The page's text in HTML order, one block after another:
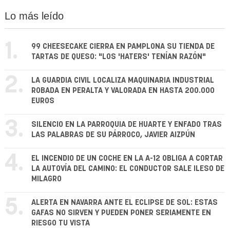
Lo más leído
1.
99 CHEESECAKE CIERRA EN PAMPLONA SU TIENDA DE
TARTAS DE QUESO: "LOS 'HATERS' TENÍAN RAZÓN"
2.
LA GUARDIA CIVIL LOCALIZA MAQUINARIA INDUSTRIAL
ROBADA EN PERALTA Y VALORADA EN HASTA 200.000
EUROS
3.
SILENCIO EN LA PARROQUIA DE HUARTE Y ENFADO TRAS
LAS PALABRAS DE SU PÁRROCO, JAVIER AIZPÚN
4.
EL INCENDIO DE UN COCHE EN LA A-12 OBLIGA A CORTAR
LA AUTOVÍA DEL CAMINO: EL CONDUCTOR SALE ILESO DE
MILAGRO
5.
ALERTA EN NAVARRA ANTE EL ECLIPSE DE SOL: ESTAS
GAFAS NO SIRVEN Y PUEDEN PONER SERIAMENTE EN
RIESGO TU VISTA